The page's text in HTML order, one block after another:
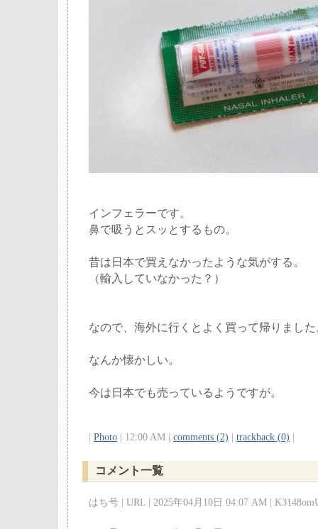
インフェラーです。
鼻で吸うとスッとするもの。
昔は日本で買えなかったような気がする。
（輸入していなかった？）
なので、海外に行くとよく買って帰りまし
なんか懐かしい。
今は日本でも売っているようですが。
Photo | 12:00 AM | comments (2) trackback (0)
コメント一覧
はち号 | URL | 2025年04月10日 04:07 AM |